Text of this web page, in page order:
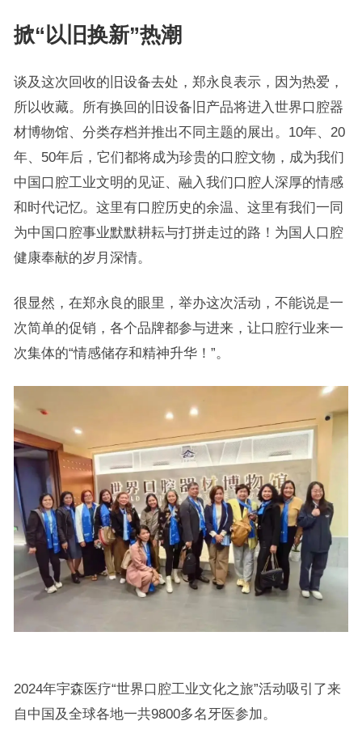
掀“以旧换新”热潮
谈及这次回收的旧设备去处，郑永良表示，因为热爱，
所以收藏。所有换回的旧设备旧产品将进入世界口腔器
材博物馆、分类存档并推出不同主题的展出。10年、20
年、50年后，它们都将成为珍贵的口腔文物，成为我们
中国口腔工业文明的见证、融入我们口腔人深厚的情感
和时代记忆。这里有口腔历史的余温、这里有我们一同
为中国口腔事业默默耕耘与打拼走过的路！为国人口腔
健康奉献的岁月深情。
很显然，在郑永良的眼里，举办这次活动，不能说是一
次简单的促销，各个品牌都参与进来，让口腔行业来一
次集体的“情感储存和精神升华！”。
2024年宇森医疗“世界口腔工业文化之旅”活动吸引了来
自中国及全球各地一共9800多名牙医参加。